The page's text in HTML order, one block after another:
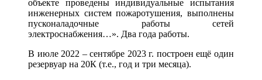
объекте проведены индивидуальные испытания
инженерных систем пожаротушения, выполнены
пусконаладочные работы сетей
электроснабжения…». Два года работы.
В июле 2022 – сентябре 2023 г. построен ещё один
резервуар на 20К (т.е., год и три месяца).